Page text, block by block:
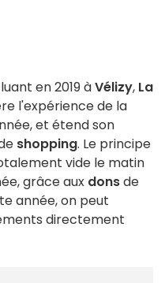
en 2019 àVélizy, La
l'expérience de la
et étend son
shopping. Le principe
vide le matin
grâce aux donsde
année, on peut
directement